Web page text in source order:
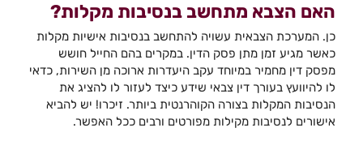
האם הצבא מתחשב בנסיבות מקלות?
כן. המערכת הצבאית עשויה להתחשב בנסיבות אישיות מקלות
כאשר מגיע זמן מתן פסק הדין. במקרים בהם החייל חושש
מפסק דין מחמיר במיוחד עקב היעדרות ארוכה מן השירות, כדאי
לו להיוועץ בעורך דין צבאי שידע כיצד לעזור לו להציג את
הנסיבות המקלות בצורה הקוהרנטית ביותר. זיכרו! יש להביא
אישורים לנסיבות מקילות מפורטים ורבים ככל האפשר.